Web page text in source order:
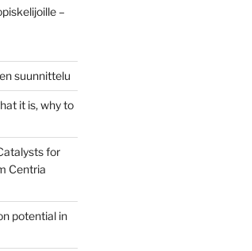
–
suunnittelu
it is, why to
for
Centria
potential in